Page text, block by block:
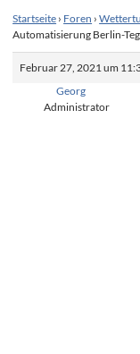
Startseite › Foren ›
Automatisierung Berlin-
Februar 27, 2021 um
Georg
Administrator